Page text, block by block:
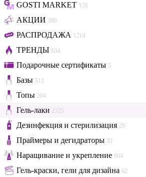
GOSTI MARKET 128
АКЦИИ 386
РАСПРОДАЖА 1214
ТРЕНДЫ 634
Подарочные сертификаты 5
Базы 513
Топы 204
Гель-лаки 2325
Дезинфекция и стерилизация 29
Праймеры и дегидраторы 32
Наращивание и укрепление 904
Гель-краски, гели для дизайна 62